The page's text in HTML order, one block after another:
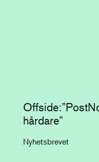
hårdare”
Nyhetsbrevet